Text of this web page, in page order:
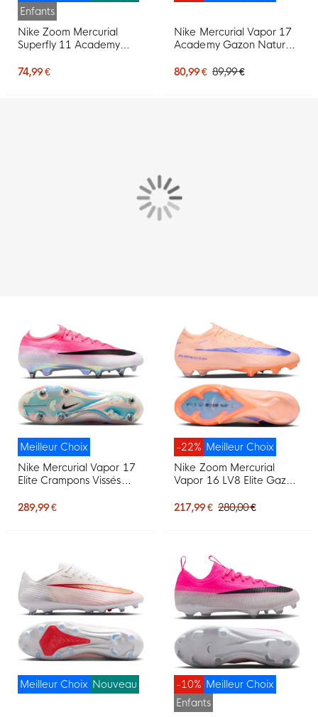
Enfants
Nike Zoom Mercurial
Superfly 11 Academy
Chaussures de Foot (MG)
74,99 €
Nike Mercurial Vapor 17
Academy Gazon Naturel
Chaussures de Foot (MG)
80,99 € 89,99 €
Meilleur Choix
Nike Mercurial Vapor 17
Elite Crampons Vissés
Rose Vif Blanc Noir
289,99 €
Meilleur Choix
-22%
Nike Zoom Mercurial
Vapor 16 LV8 Elite Gazon
Foot (FG) Rose Saumon
217,99 € 280,00 €
Meilleur Choix Nouveau Meilleur Choix
-10%
Enfants